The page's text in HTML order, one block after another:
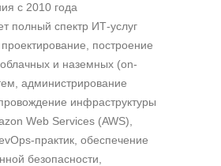
c 2010 года
полный спектр ИТ-услуг
построение
и наземных (on-
администрирование
инфраструктуры
Web Services (AWS),
практик, обеспечение
безопасности,